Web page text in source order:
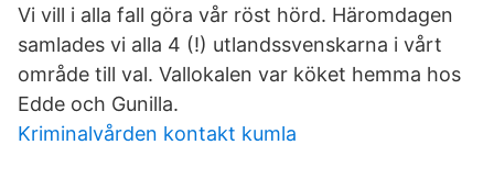
Vi vill i alla fall göra vår röst hörd. Häromdagen
samlades vi alla 4 (!) utlandssvenskarna i vårt
område till val. Vallokalen var köket hemma hos
Edde och Gunilla.
Kriminalvården kontakt kumla